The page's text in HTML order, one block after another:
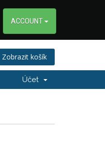
ACCOUNT
Zobrazit košík
Účet